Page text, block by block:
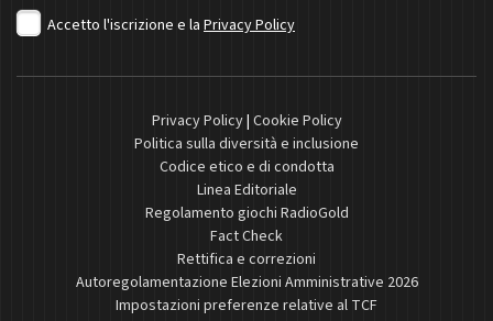
Accetto l'iscrizione e la Privacy Policy
Privacy Policy| Cookie Policy
Politica sulla diversità e inclusione
Codice etico e di condotta
Linea Editoriale
Regolamento giochi RadioGold
Fact Check
Rettifica e correzioni
Autoregolamentazione Elezioni Amministrative 2026
Impostazioni preferenze relative al TCF